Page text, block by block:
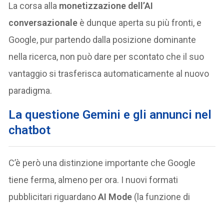
La corsa alla monetizzazione dell’AI
conversazionale è dunque aperta su più fronti, e
Google, pur partendo dalla posizione dominante
nella ricerca, non può dare per scontato che il suo
vantaggio si trasferisca automaticamente al nuovo
paradigma.
La questione Gemini e gli annunci nel
chatbot
C’è però una distinzione importante che Google
tiene ferma, almeno per ora. I nuovi formati
pubblicitari riguardanoAI Mode (la funzione di